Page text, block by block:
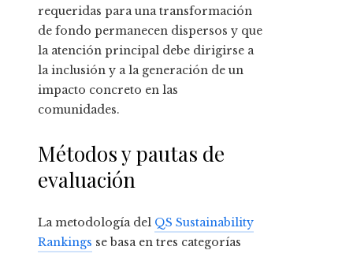
requeridas para una transformación
de fondo permanecen dispersos y que
la atención principal debe dirigirse a
la inclusión y a la generación de un
impacto concreto en las
comunidades.
Métodos y pautas de
evaluación
La metodología del QS Sustainability
Rankings se basa en tres categorías